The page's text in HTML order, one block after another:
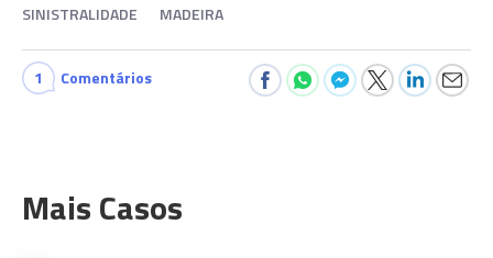
SINISTRALIDADE MADEIRA
1 Comentários
Mais Casos